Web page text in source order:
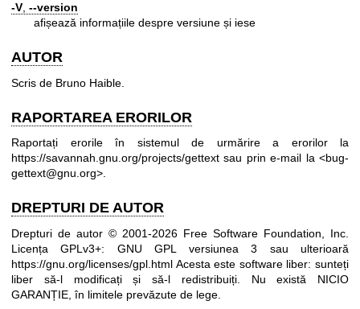
-V, --version
afișează informațiile despre versiune și iese
AUTOR
Scris de Bruno Haible.
RAPORTAREA ERORILOR
Raportați erorile în sistemul de urmărire a erorilor la
https://savannah.gnu.org/projects/gettext sau prin e-mail la <bug-
gettext@gnu.org>.
DREPTURI DE AUTOR
Drepturi de autor © 2001-2026 Free Software Foundation, Inc.
Licența GPLv3+: GNU GPL versiunea 3 sau ulterioară
https://gnu.org/licenses/gpl.html Acesta este software liber: sunteți
liber să-l modificați și să-l redistribuiți. Nu există NICIO
GARANȚIE, în limitele prevăzute de lege.